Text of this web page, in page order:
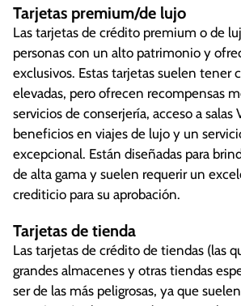
Tarjetas premium/de lujo
Las tarjetas de crédito premium o de
personas con un alto patrimonio y
exclusivos. Estas tarjetas suelen tener
elevadas, pero ofrecen recompensas
servicios de conserjería, acceso a salas
beneficios en viajes de lujo y un
excepcional. Están diseñadas para
de alta gama y suelen requerir un
crediticio para su aprobación.
Tarjetas de tienda
Las tarjetas de crédito de tiendas (las
grandes almacenes y otras tiendas
ser de las más peligrosas, ya que